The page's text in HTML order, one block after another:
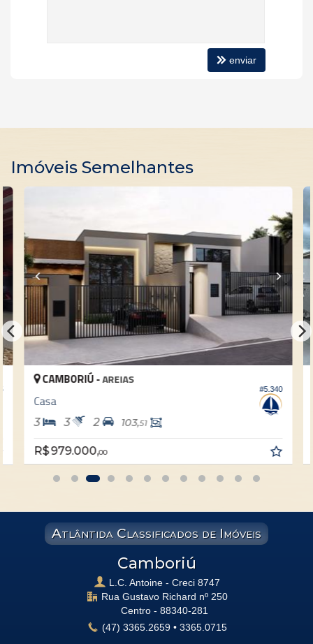
enviar
Imóveis Semelhantes
#5.340
CAMBORIÚ -AREIAS
Casa
3 3 2 103,51
R$ 979.000,00
Atlântida Classificados de Imóveis
Camboriú
L.C. Antoine - Creci 8747
Rua Gustavo Richard nº 250
Centro - 88340-281
(47) 3365.2659 • 3365.0715